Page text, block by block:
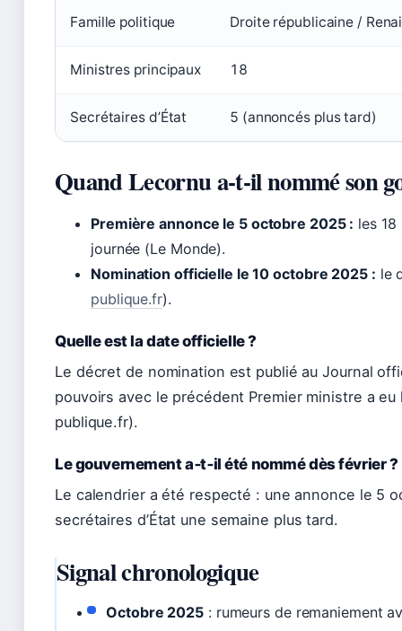
Famille politique Droite républicaine /
Ministres principaux 18
Secrétaires d’État 5 (annoncés plus tard)
Quand Lecornu a‑t‑il nommé son
Première annonce le 5 octobre 2025 : les
journée (Le Monde).
Nomination officielle le 10 octobre 2025 : le
publique.fr).
Quelle est la date officielle ?
Le décret de nomination est publié au Journal
pouvoirs avec le précédent Premier ministre a
publique.fr).
Le gouvernement a‑t‑il été nommé dès février ?
Le calendrier a été respecté : une annonce le 5
secrétaires d’État une semaine plus tard.
Signal chronologique
Octobre 2025 : rumeurs de remaniement